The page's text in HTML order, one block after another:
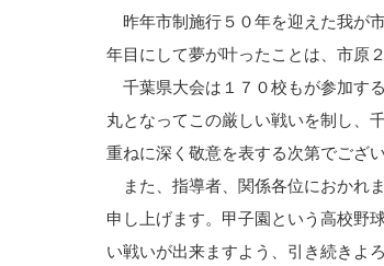
昨年市制施行５０年を迎えた我が
年目にして夢が叶ったことは、市原
千葉県大会は１７０校もが参加す
丸となってこの厳しい戦いを制し、
重ねに深く敬意を表する次第でござい
また、指導者、関係各位におかれ
申し上げます。甲子園という高校野
い戦いが出来ますよう、引き続きよ